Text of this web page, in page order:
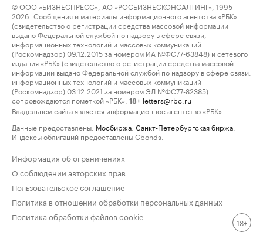
© ООО «БИЗНЕСПРЕСС», АО «РОСБИЗНЕСКОНСАЛТИНГ», 1995–
2026. Сообщения и материалы информационного агентства «РБК»
(свидетельство о регистрации средства массовой информации
выдано Федеральной службой по надзору в сфере связи,
информационных технологий и массовых коммуникаций
(Роскомнадзор) 09.12.2015 за номером ИА №ФС77-63848) и сетевого
издания «РБК» (свидетельство о регистрации средства массовой
информации выдано Федеральной службой по надзору в сфере связи,
информационных технологий и массовых коммуникаций
(Роскомнадзор) 03.12.2021 за номером ЭЛ №ФС77-82385)
сопровождаются пометкой «РБК».
18+ letters@rbc.ru
Владельцем сайта является информационное агентство «РБК».
Данные предоставлены: Мосбиржа Санкт-Петербургская биржа
Индексы облигаций предоставлены Cbonds.
Информация об ограничениях
О соблюдении авторских прав
Пользовательское соглашение
Политика в отношении обработки персональных данных
Политика обработки файлов cookie
18+